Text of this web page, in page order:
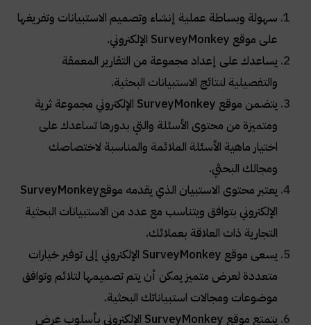
سهولة وبساطة عملية إنشاء وتصميم الاستبيانات وتفريغها
على موقع SurveyMonkey الإلكتروني.
يساعدك على إعداد مجموعة من التقارير المعمقة
والتفصيلية لنتائج الاستبيانات البحثية.
يتضمن موقع SurveyMonkey الإلكتروني مجموعة ثرية
ومتميزة من محتوى الأسئلة والتي بدورها تساعدك على
اختيار ماهية الأسئلة الملائمة والمناسبة لاختصاصك
ومجالك البحثي.
يعتبر محتوى الاستبيان الذي يقدمه موقعSurveyMonkey
الإلكتروني بتوافق ويتناسب مع عدد من الاستبيانات البحثية
التجارية ذات العلاقة بعملائك.
يسعى موقع SurveyMonkey الإلكتروني إلى توفير خيارات
متعددة لعرض متميز يمكن أن يتم تصميمها لتلائم وتوافق
موضوعات ومجالات استبياناتك البحثية.
يتمتع موقع SurveyMonkey الإلكتروني بأسلوب عرض